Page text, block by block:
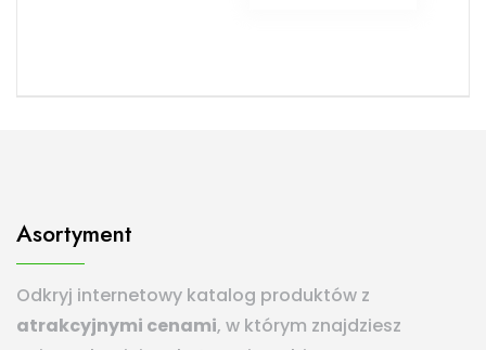
Asortyment
Odkryj internetowy katalog produktów z
atrakcyjnymi cenami, w którym znajdziesz